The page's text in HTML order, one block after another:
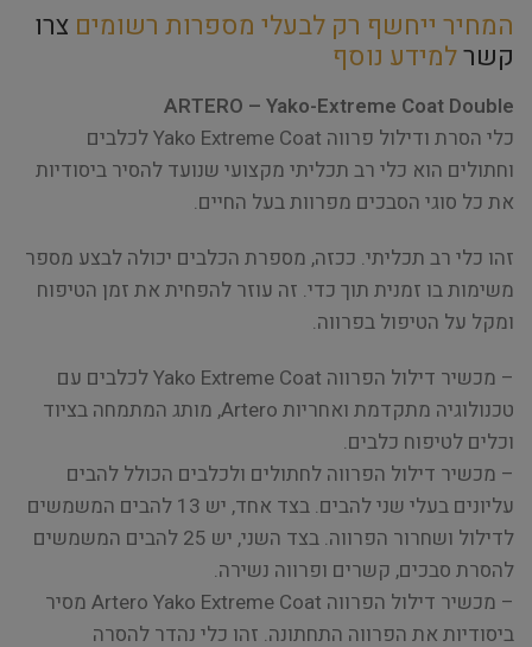
המחיר ייחשף רק לבעלי מספרות רשומים צרו
קשרלמידע נוסף
ARTERO – Yako-Extreme Coat Double
כלי הסרת ודילול פרווה Yako Extreme Coat לכלבים
וחתולים הוא כלי רב תכליתי מקצועי שנועד להסיר ביסודיות
את כל סוגי הסבכים מפרוות בעל החיים.
זהו כלי רב תכליתי. ככזה, מספרת הכלבים יכולה לבצע מספר
משימות בו זמנית תוך כדי. זה עוזר להפחית את זמן הטיפוח
ומקל על הטיפול בפרווה.
– מכשיר דילול הפרווה Yako Extreme Coat לכלבים עם
טכנולוגיה מתקדמת ואחריות Artero, מותג המתמחה בציוד
וכלים לטיפוח כלבים.
– מכשיר דילול הפרווה לחתולים ולכלבים הכולל להבים
עליונים בעלי שני להבים. בצד אחד, יש 13 להבים המשמשים
לדילול ושחרור הפרווה. בצד השני, יש 25 להבים המשמשים
להסרת סבכים, קשרים ופרווה נשירה.
– מכשיר דילול הפרווה Artero Yako Extreme Coat מסיר
ביסודיות את הפרווה התחתונה. זהו כלי נהדר להסרה